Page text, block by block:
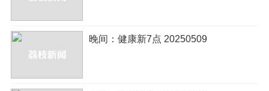
晚间：健康新7点 20250509